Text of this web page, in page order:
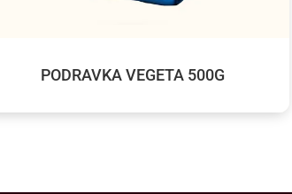
PODRAVKA VEGETA 500G